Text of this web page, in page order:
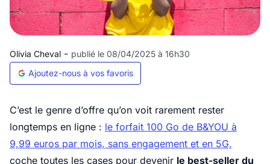
Olivia Cheval - publié le 08/04/2025 à 16h30
Ajoutez-nous à vos favoris
C’est le genre d’offre qu’on voit rarement rester
longtemps en ligne : le forfait 100 Go de B&YOU à
9,99 euros par mois, sans engagement et en 5G,
coche toutes les cases pour devenir le best-seller du